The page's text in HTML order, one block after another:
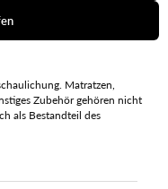
Matratzen,
Zubehör gehören nicht
als Bestandteil des